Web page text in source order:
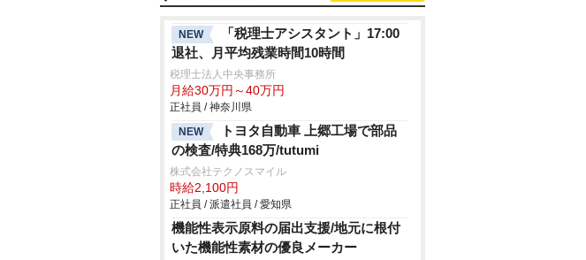
NEW
「税理士アシスタント」17:00
退社、月平均残業時間10時間
税理士法人中央事務所
月給30万円～40万円
正社員 / 神奈川県
NEW
トヨタ自動車 上郷工場で部品
の検査/特典168万/tutumi
株式会社テクノスマイル
時給2,100円
正社員 / 派遣社員 / 愛知県
機能性表示原料の届出支援/地元に根付
いた機能性素材の優良メーカー